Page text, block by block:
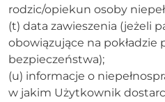
rodzic/opiekun osoby
(t) data zawieszenia (jeżeli
obowiązujące na pokładzie
bezpieczeństwa);
(u) informacje o
w jakim Użytkownik